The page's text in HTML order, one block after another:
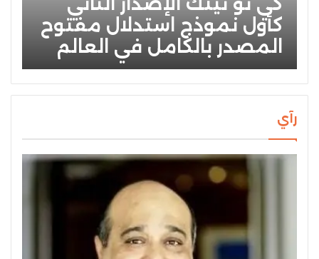
كأول نموذج استدلال مفتوح
المصدر بالكامل في العالم
رآي